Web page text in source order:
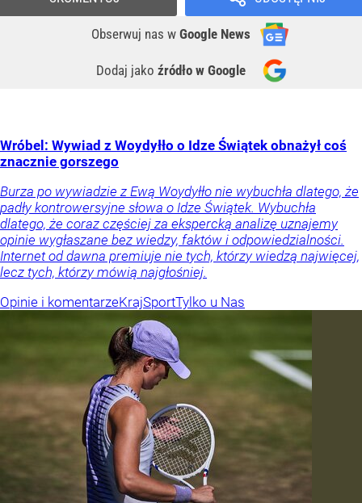
Obserwuj nas w Google News
Dodaj jako źródło w Google
Wróbel: Wywiad z Woydyłło o Idze Świątek obnażył coś
znacznie gorszego
Burza po wywiadzie z Ewą Woydyłło nie wybuchła dlatego, że
padły kontrowersyjne słowa o Idze Świątek. Wybuchła
dlatego, że coraz częściej za ekspercką analizę uznajemy
opinie wygłaszane bez wiedzy, faktów i odpowiedzialności.
Internet od dawna premiuje nie tych, którzy wiedzą najwięcej,
lecz tych, którzy mówią najgłośniej.
Opinie i komentarzeKrajSportTylko u Nas